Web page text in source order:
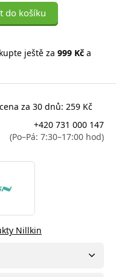
do košíku
ještě za 999 Kč a
za 30 dnů: 259 Kč
+420 731 000 147
(Po–Pá: 7:30–17:00 hod)
Nillkin